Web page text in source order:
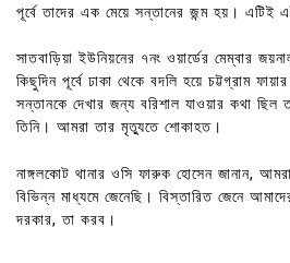
পূর্বে তাদের এক মেয়ে সন্তানের জন্ম হয়।
সাতবাড়িয়া ইউনিয়নের ৭নং ওয়ার্ডের মেম্বার
কিছুদিন পূর্বে ঢাকা থেকে বদলি হয়ে চট্টগ্রাম
সন্তানকে দেখার জন্য বরিশাল যাওয়ার কথা
তিনি। আমরা তার মৃত্যুতে শোকাহত।
নাঙ্গলকোট থানার ওসি ফারুক হোসেন জানান,
বিভিন্ন মাধ্যমে জেনেছি। বিস্তারিত জেনে
দরকার, তা করব।